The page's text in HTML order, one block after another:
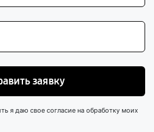
заявку
я даю свое согласие на обработку моих